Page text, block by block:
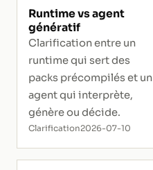
Runtime vs agent
génératif
Clarification entre un
runtime qui sert des
packs précompilés et un
agent qui interprète,
génère ou décide.
Clarification2026-07-10